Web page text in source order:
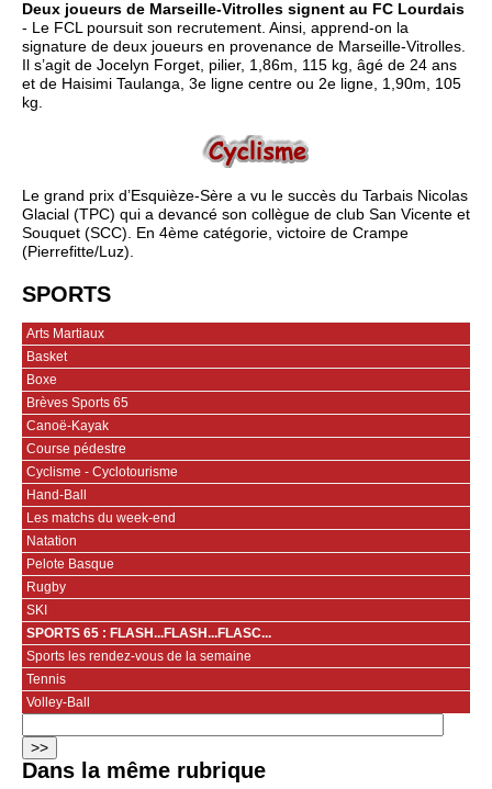
Deux joueurs de Marseille-Vitrolles signent au FC Lourdais
- Le FCL poursuit son recrutement. Ainsi, apprend-on la
signature de deux joueurs en provenance de Marseille-Vitrolles.
Il s’agit de Jocelyn Forget, pilier, 1,86m, 115 kg, âgé de 24 ans
et de Haisimi Taulanga, 3e ligne centre ou 2e ligne, 1,90m, 105
kg.
Le grand prix d’Esquièze-Sère a vu le succès du Tarbais Nicolas
Glacial (TPC) qui a devancé son collègue de club San Vicente et
Souquet (SCC). En 4ème catégorie, victoire de Crampe
(Pierrefitte/Luz).
SPORTS
Arts Martiaux
Basket
Boxe
Brèves Sports 65
Canoë-Kayak
Course pédestre
Cyclisme - Cyclotourisme
Hand-Ball
Les matchs du week-end
Natation
Pelote Basque
Rugby
SKI
SPORTS 65 : FLASH...FLASH...FLASC...
Sports les rendez-vous de la semaine
Tennis
Volley-Ball
Dans la même rubrique